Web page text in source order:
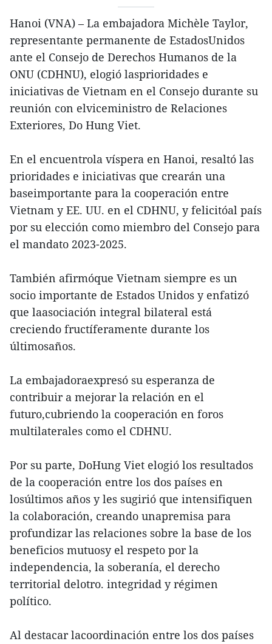
Hanoi (VNA) – La embajadora Michèle Taylor,
representante permanente de EstadosUnidos
ante el Consejo de Derechos Humanos de la
ONU (CDHNU), elogió lasprioridades e
iniciativas de Vietnam en el Consejo durante su
reunión con elviceministro de Relaciones
Exteriores, Do Hung Viet.
En el encuentrola víspera en Hanoi, resaltó las
prioridades e iniciativas que crearán una
baseimportante para la cooperación entre
Vietnam y EE. UU. en el CDHNU, y felicitóal país
por su elección como miembro del Consejo para
el mandato 2023-2025.
También afirmóque Vietnam siempre es un
socio importante de Estados Unidos y enfatizó
que laasociación integral bilateral está
creciendo fructíferamente durante los
últimosaños.
La embajadoraexpresó su esperanza de
contribuir a mejorar la relación en el
futuro,cubriendo la cooperación en foros
multilaterales como el CDHNU.
Por su parte, DoHung Viet elogió los resultados
de la cooperación entre los dos países en
losúltimos años y les sugirió que intensifiquen
la colaboración, creando unapremisa para
profundizar las relaciones sobre la base de los
beneficios mutuosy el respeto por la
independencia, la soberanía, el derecho
territorial delotro. integridad y régimen
político.
Al destacar lacoordinación entre los dos países